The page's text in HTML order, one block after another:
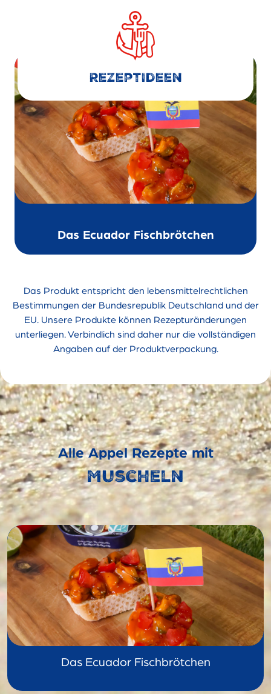
RezeptIdeen
Das Ecuador Fischbrötchen
Das Produkt entspricht den lebensmittelrechtlichen
Bestimmungen der Bundesrepublik Deutschland und der
EU. Unsere Produkte können Rezepturänderungen
unterliegen. Verbindlich sind daher nur die vollständigen
Angaben auf der Produktverpackung.
Alle Appel Rezepte mit
Muscheln
Das Ecuador Fischbrötchen